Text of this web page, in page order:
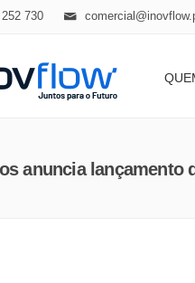
730
anuncia lançamento